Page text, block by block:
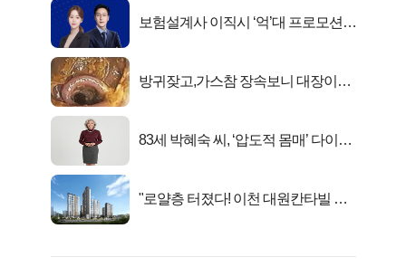
보험설계사 이직시 ‘억’대 프로모션!
방귀잦고,가스참 장속보니 대장이아
83세 박혜숙 씨, ‘압도적 몸매’ 다이어
"로얄층 터졌다! 이천 대원칸타빌 잔